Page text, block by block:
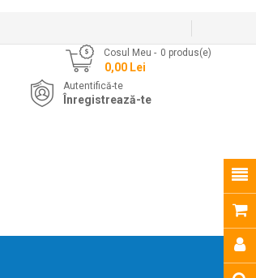
Cosul Meu 0 produs(e)
- 0,00 Lei
Autentifică-te
Înregistrează-te